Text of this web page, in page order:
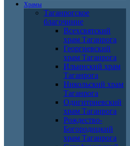
Храмы
Таганрогское
благочиние
Всехсвятский
храм Таганрога
Георгиевский
храм Таганрога
Ильинский храм
Таганрога
Никольский храм
Таганрога
Одигитриевский
храм Таганрога
Рождество-
Богородицкий
храм Таганрога